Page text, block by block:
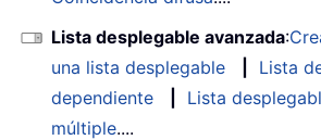
Lista desplegable avanzada:
una lista desplegable
Lista
dependiente
Lista
múltiple....